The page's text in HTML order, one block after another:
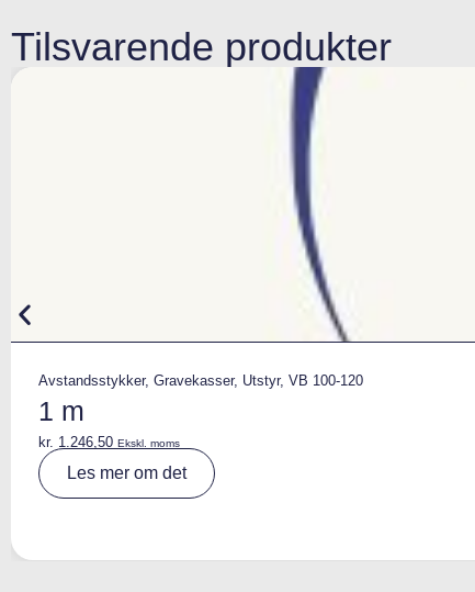
Tilsvarende produkter
Avstandsstykker, Gravekasser, Utstyr, VB 100-120
1 m
kr. 1.246,50 Ekskl. moms
Les mer om det
ti